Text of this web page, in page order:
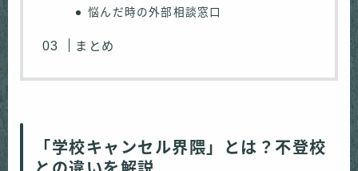
悩んだ時の外部相談窓口
まとめ
「学校キャンセル界隈」とは？不登校